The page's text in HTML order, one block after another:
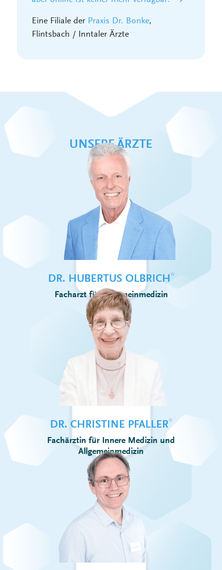
Eine Filiale der Praxis Dr. Bonke,
Flintsbach / Inntaler Ärzte
UNSERE ÄRZTE
DR. HUBERTUS OLBRICH*
Facharzt für Allgemeinmedizin
DR. CHRISTINE PFALLER*
Fachärztin für Innere Medizin und
Allgemeinmedizin